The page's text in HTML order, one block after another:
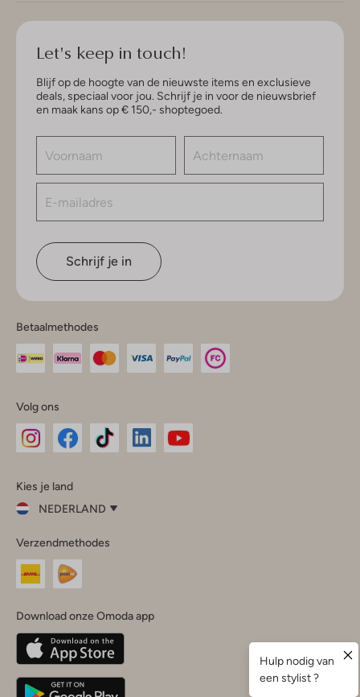
Let's keep in touch!
Blijf op de hoogte van de nieuwste items en exclusieve
deals, speciaal voor jou. Schrijf je in voor de nieuwsbrief
en maak kans op € 150,- shoptegoed.
Schrijf je in
Betaalmethodes
Volg ons
InstagramFacebook
Kies je land
NEDERLAND
je
land
Nederland
Belgique(Français)
Deutschland
Verzendmethodes
Download onze Omoda app